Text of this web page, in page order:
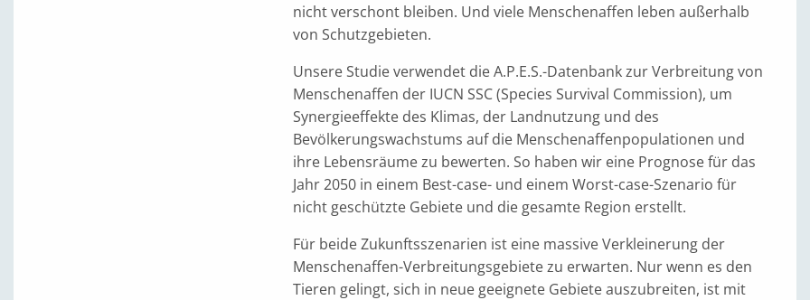
nicht verschont bleiben. Und viele Menschenaffen leben außerhalb
von Schutzgebieten.
Unsere Studie verwendet die A.P.E.S.-Datenbank zur Verbreitung von
Menschenaffen der IUCN SSC (Species Survival Commission), um
Synergieeffekte des Klimas, der Landnutzung und des
Bevölkerungswachstums auf die Menschenaffenpopulationen und
ihre Lebensräume zu bewerten. So haben wir eine Prognose für das
Jahr 2050 in einem Best-case- und einem Worst-case-Szenario für
nicht geschützte Gebiete und die gesamte Region erstellt.
Für beide Zukunftsszenarien ist eine massive Verkleinerung der
Menschenaffen-Verbreitungsgebiete zu erwarten. Nur wenn es den
Tieren gelingt, sich in neue geeignete Gebiete auszubreiten, ist mit